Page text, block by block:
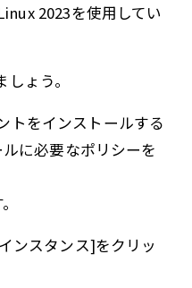
2023を使用してい
ょう。
をインストールする
に必要なポリシーを
ンスタンス]をクリッ